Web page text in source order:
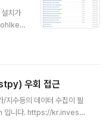
치가
t
있으
파이
. pip ins
우회 접근
/지수등의 데이터 수집이 필
입니다. https://kr.investi